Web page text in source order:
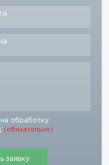
на обработку
(обязательно)